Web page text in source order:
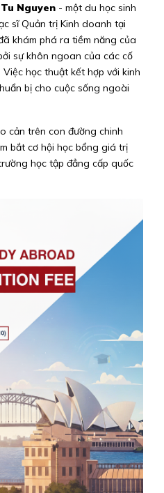
Nguyen - một du học sinh
sĩ Quản trị Kinh doanh tại
khám phá ra tiềm năng của
sự khôn ngoan của các cố
học thuật kết hợp với kinh
bị cho cuộc sống ngoài
cản trên con đường chinh
bắt cơ hội học bổng giá trị
học tập đẳng cấp quốc